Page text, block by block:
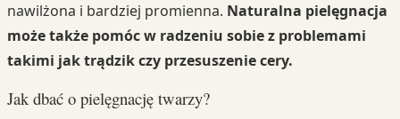
nawilżona i bardziej promienna. Naturalna pielęgnacja
może także pomóc w radzeniu sobie z problemami
takimi jak trądzik czy przesuszenie cery.
Jak dbać o pielęgnację twarzy?